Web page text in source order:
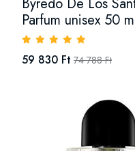
Parfum unisex 50
59 830 Ft 74 788 Ft